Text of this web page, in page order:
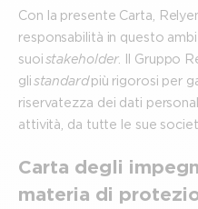
Con la presente Carta,
responsabilità in questo
suoistakeholder. Il Gruppo
glistandardpiù rigorosi per
riservatezza dei dati
attività, da tutte le sue
Carta degli
materia di